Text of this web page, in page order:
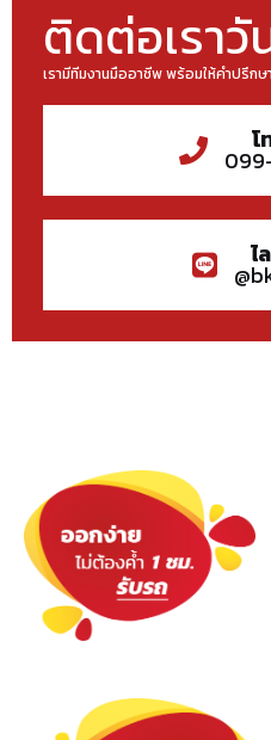
ติดต่อเราวั
เรามีทีมงานมืออาชีพ พร้อมให้คำปรึกษา
โ
ไ